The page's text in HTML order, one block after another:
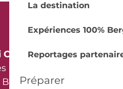
La destination
Expériences 100%
Reportages
Préparer
Cyrano
Récollets
Bergerac